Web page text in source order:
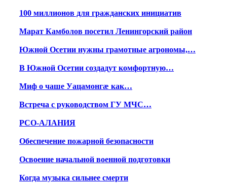
100 миллионов для гражданских инициатив
Марат Камболов посетил Ленингорский район
Южной Осетии нужны грамотные агрономы,…
В Южной Осетии создадут комфортную…
Миф о чаше Уацамонгæ как…
Встреча с руководством ГУ МЧС…
РСО-АЛАНИЯ
Обеспечение пожарной безопасности
Освоение начальной военной подготовки
Когда музыка сильнее смерти